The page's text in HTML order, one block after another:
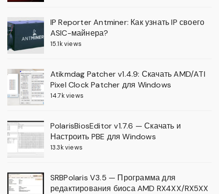
IP Reporter Antminer: Как узнать IP своего
ASIC-майнера?
15.1k views
Atikmdag Patcher v1.4.9: Скачать AMD/ATI
Pixel Clock Patcher для Windows
14.7k views
PolarisBiosEditor v1.7.6 — Скачать и
Настроить PBE для Windows
13.3k views
SRBPolaris V3.5 — Программа для
редактирования биоса AMD RX4XX/RX5XX